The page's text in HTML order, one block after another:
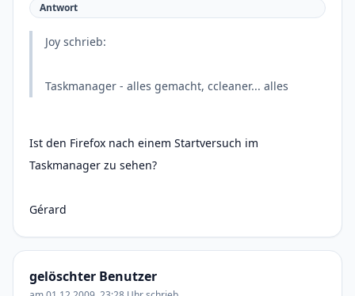
Antwort
Joy schrieb:
Taskmanager - alles gemacht, ccleaner... alles
Ist den Firefox nach einem Startversuch im
Taskmanager zu sehen?
Gérard
gelöschter Benutzer